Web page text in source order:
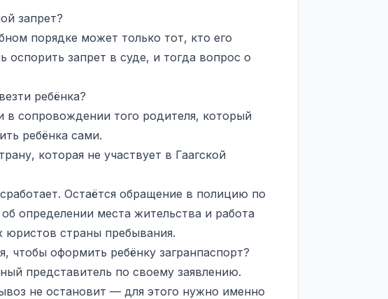
запрет?
порядке может только тот, кто его
запрет в суде, и тогда вопрос о
ребёнка?
в сопровождении того родителя, который
ребёнка сами.
которая не участвует в Гаагской
Остаётся обращение в полицию по
определении места жительства и работа
юристов страны пребывания.
чтобы оформить ребёнку загранпаспорт?
представитель по своему заявлению.
не остановит — для этого нужно именно